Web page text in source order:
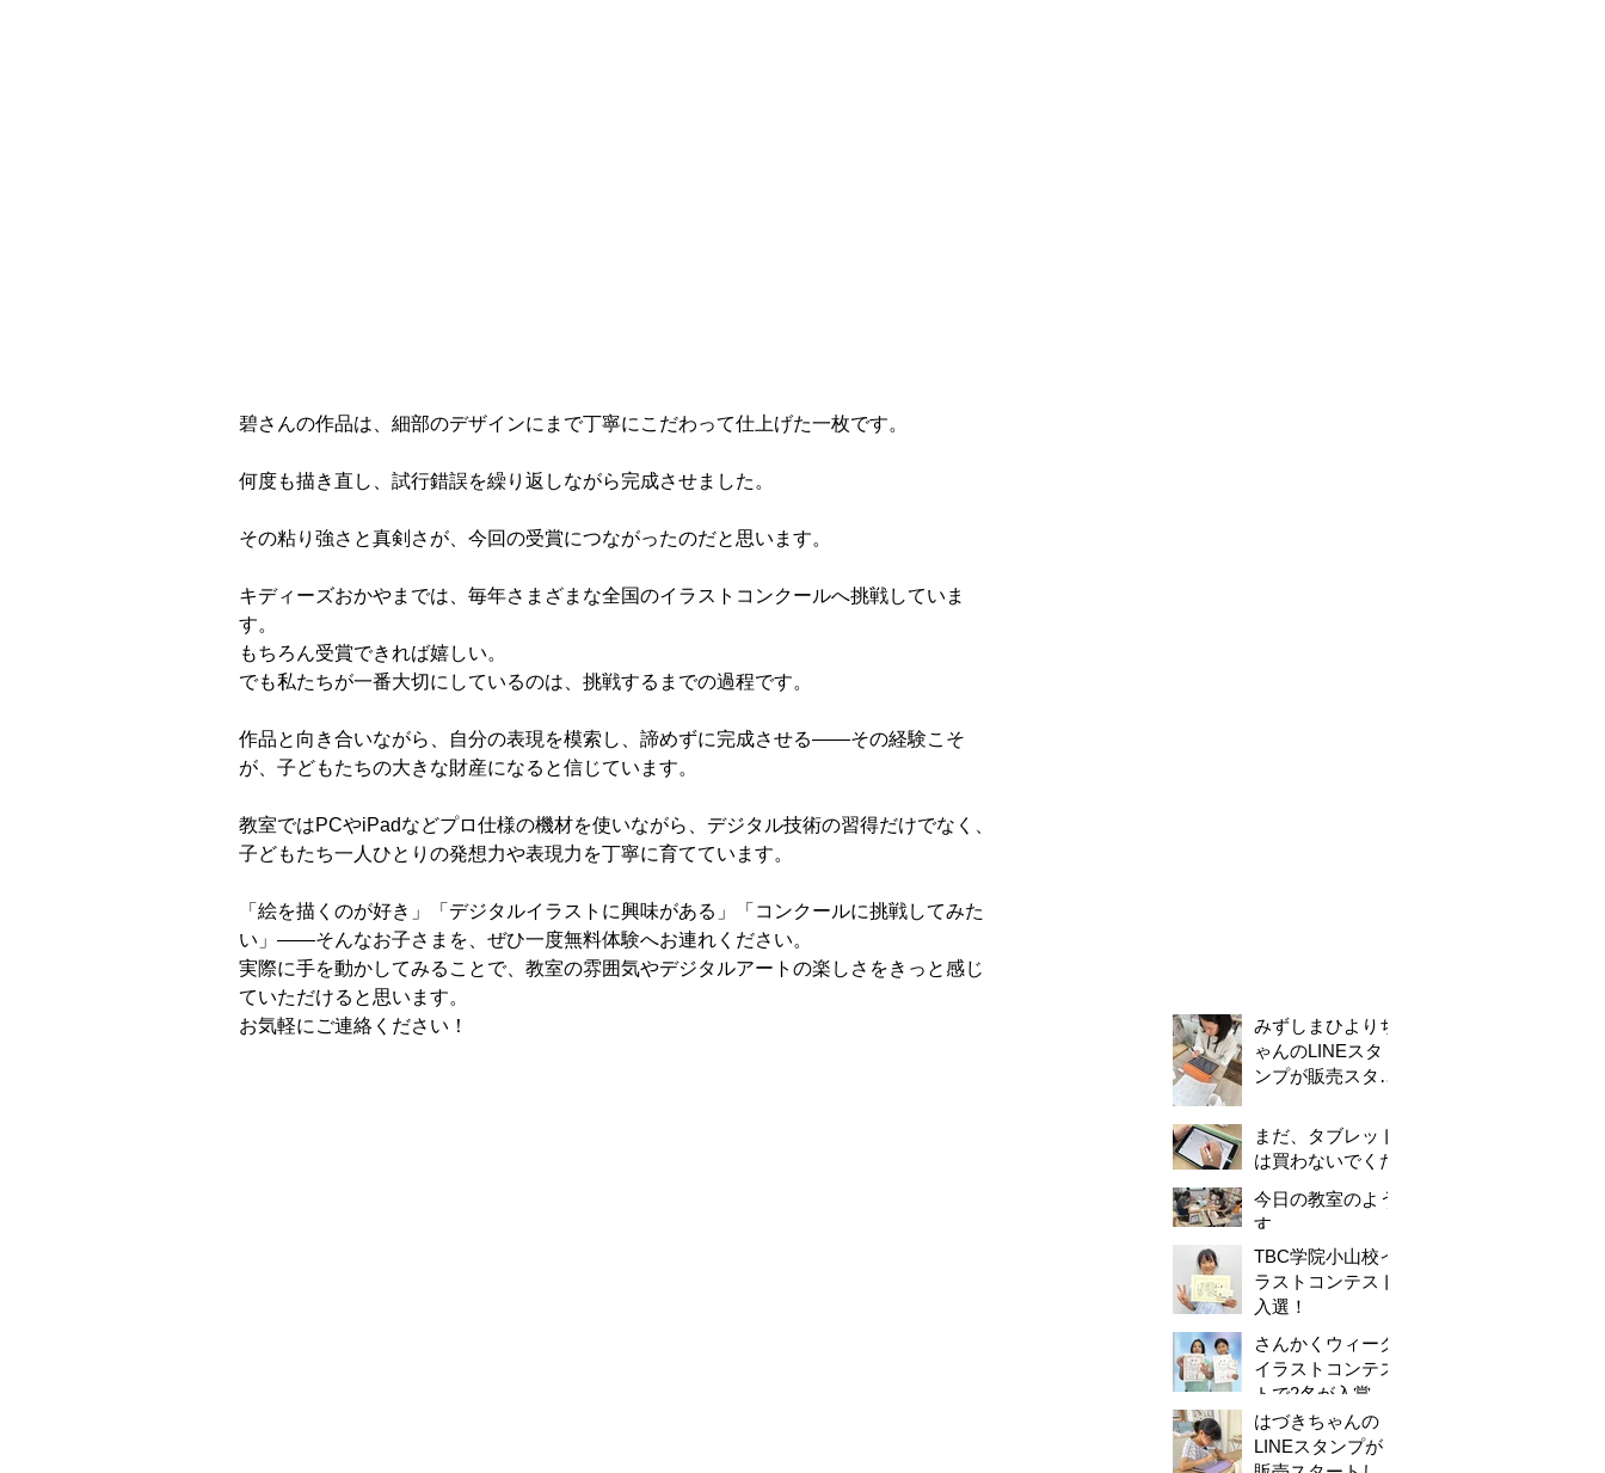
碧さんの作品は、細部のデザインにまで丁寧にこだわって仕上げた一枚です。
何度も描き直し、試行錯誤を繰り返しながら完成させました。
その粘り強さと真剣さが、今回の受賞につながったのだと思います。
キディーズおかやまでは、毎年さまざまな全国のイラストコンクールへ挑戦していま
す。
もちろん受賞できれば嬉しい。
でも私たちが一番大切にしているのは、挑戦するまでの過程です。
作品と向き合いながら、自分の表現を模索し、諦めずに完成させる——その経験こそ
が、子どもたちの大きな財産になると信じています。
教室ではPCやiPadなどプロ仕様の機材を使いながら、デジタル技術の習得だけでなく、
子どもたち一人ひとりの発想力や表現力を丁寧に育てています。
「絵を描くのが好き」「デジタルイラストに興味がある」「コンクールに挑戦してみた
い」——そんなお子さまを、ぜひ一度無料体験へお連れください。
実際に手を動かしてみることで、教室の雰囲気やデジタルアートの楽しさをきっと感じ
ていただけると思います。
お気軽にご連絡ください！
みずしまひよりち
ゃんのLINEスタ
ンプが販売スター
まだ、タブレット
は買わないでくだ
今日の教室のよう
す
TBC学院小山校イ
ラストコンテスト
入選！
さんかくウィーク
イラストコンテス
トで2名が入賞し
ました！
はづきちゃんの
LINEスタンプが